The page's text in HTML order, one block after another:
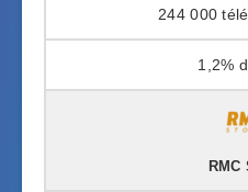
244 000
1,2%
RMC